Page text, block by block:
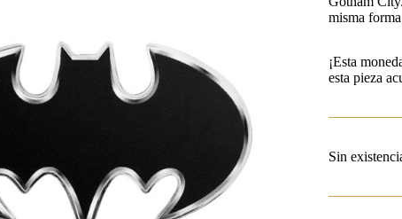
misma
¡Esta
esta pieza
Sin